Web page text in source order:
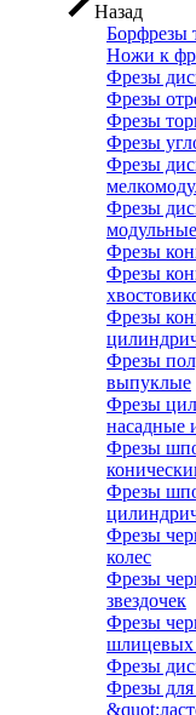
Назад
Борфрезы
Ножи к
Фрезы
Фрезы
Фрезы
Фрезы
Фрезы
Фрезы
модульные
Фрезы
Фрезы
Фрезы
Фрезы
выпуклые
Фрезы
насадные
Фрезы
Фрезы
Фрезы
колес
Фрезы
звездочек
Фрезы
шлицевых
Фрезы
Фрезы для